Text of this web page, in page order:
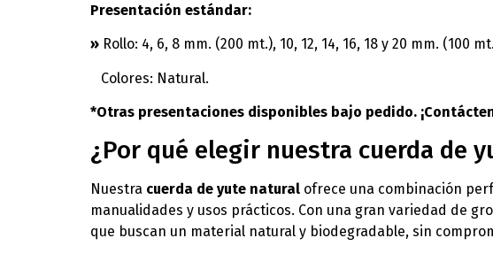
Presentación estándar:
» Rollo: 4, 6, 8 mm. (200 mt.), 10, 12, 14, 16, 18 y 20 mm. (100
Colores: Natural.
*Otras presentaciones disponibles bajo pedido.
¿Por qué elegir nuestra cuerda de
Nuestra cuerda de yute natural ofrece una combinación
manualidades y usos prácticos. Con una gran variedad de
que buscan un material natural y biodegradable, sin